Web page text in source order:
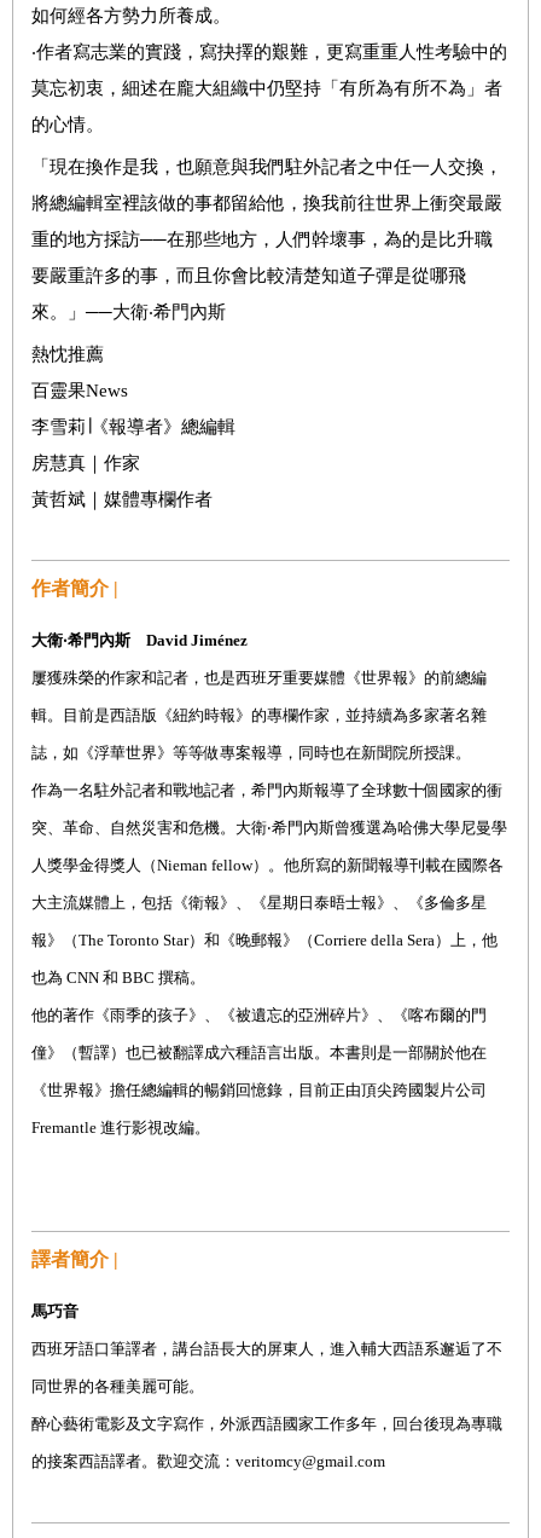
如何經各方勢力所養成。
‧作者寫志業的實踐，寫抉擇的艱難，更寫重重人性考驗中的
莫忘初衷，細述在龐大組織中仍堅持「有所為有所不為」者
的心情。
「現在換作是我，也願意與我們駐外記者之中任一人交換，
將總編輯室裡該做的事都留給他，換我前往世界上衝突最嚴
重的地方採訪──在那些地方，人們幹壞事，為的是比升職
要嚴重許多的事，而且你會比較清楚知道子彈是從哪飛
來。」──大衛‧希門內斯
熱忱推薦
百靈果News
李雪莉∣《報導者》總編輯
房慧真｜作家
黃哲斌｜媒體專欄作者
作者簡介 |
大衛‧希門內斯 David Jiménez
屢獲殊榮的作家和記者，也是西班牙重要媒體《世界報》的前總編
輯。目前是西語版《紐約時報》的專欄作家，並持續為多家著名雜
誌，如《浮華世界》等等做專案報導，同時也在新聞院所授課。
作為一名駐外記者和戰地記者，希門內斯報導了全球數十個國家的衝
突、革命、自然災害和危機。大衛‧希門內斯曾獲選為哈佛大學尼曼學
人獎學金得獎人（Nieman fellow）。他所寫的新聞報導刊載在國際各
大主流媒體上，包括《衛報》、《星期日泰晤士報》、《多倫多星
報》（The Toronto Star）和《晚郵報》（Corriere della Sera）上，他
也為 CNN 和 BBC 撰稿。
他的著作《雨季的孩子》、《被遺忘的亞洲碎片》、《喀布爾的門
僮》（暫譯）也已被翻譯成六種語言出版。本書則是一部關於他在
《世界報》擔任總編輯的暢銷回憶錄，目前正由頂尖跨國製片公司
Fremantle 進行影視改編。
譯者簡介 |
馬巧音
西班牙語口筆譯者，講台語長大的屏東人，進入輔大西語系邂逅了不
同世界的各種美麗可能。
醉心藝術電影及文字寫作，外派西語國家工作多年，回台後現為專職
的接案西語譯者。歡迎交流：veritomcy@gmail.com